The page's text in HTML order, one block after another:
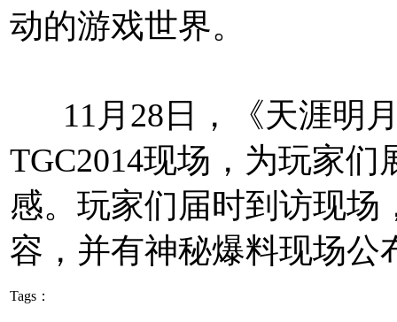
动的游戏世界。
11月28日，《天涯明
TGC2014现场，为玩家
感。玩家们届时到访现场
容，并有神秘爆料现场公
Tags：